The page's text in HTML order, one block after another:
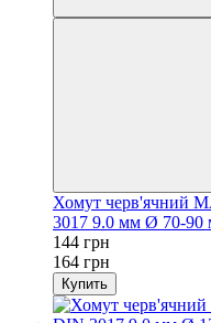
Хомут черв'ячний
3017 9.0 мм Ø 70-90
144 грн
164 грн
Купить